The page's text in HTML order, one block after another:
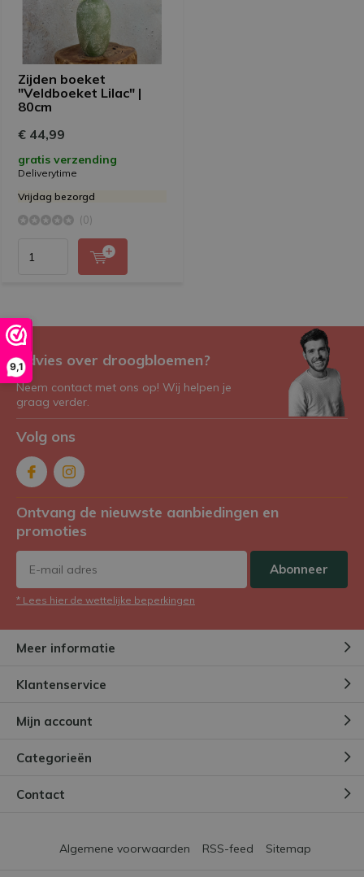
9,1
Zijden boeket
"Veldboeket Lilac" |
80cm
€ 44,99
gratis verzending
Deliverytime
Vrijdag bezorgd
(0)
Advies over droogbloemen?
Neem contact met ons op! Wij helpen je
graag verder.
Volg ons
Ontvang de nieuwste aanbiedingen en
promoties
Abonneer
* Lees hier de wettelijke beperkingen
Meer informatie
Klantenservice
Mijn account
Categorieën
Contact
Algemene voorwaarden RSS-feed Sitemap